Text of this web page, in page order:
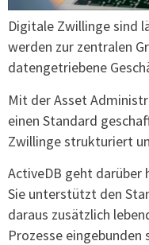
Digitale Zwillinge sind
werden zur zentralen
datengetriebene
Mit der Asset
einen Standard
Zwillinge strukturiert
ActiveDB geht darüber
Sie unterstützt den
daraus zusätzlich
Prozesse eingebunden